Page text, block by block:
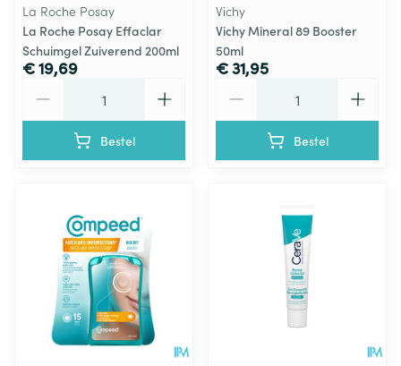
La Roche Posay
La Roche Posay Effaclar
Schuimgel Zuiverend 200ml
€ 19,69
Bestel
Vichy
Vichy Mineral 89 Booster
50ml
€ 31,95
Bestel